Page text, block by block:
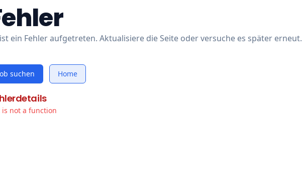
ein Fehler aufgetreten. Aktualisiere die Seite oder versuche es später erneut.
suchen Home
is not a function